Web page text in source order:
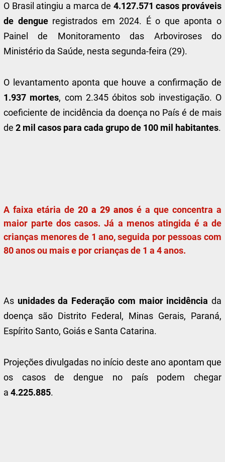
O Brasil atingiu a marca de 4.127.571 casos prováveis
de dengueregistrados em 2024. É o que aponta o
Painel de Monitoramento das Arboviroses do
Ministério da Saúde, nesta segunda-feira (29).
O levantamento aponta que houve a confirmação de
1.937 mortes, com 2.345 óbitos sob investigação. O
coeficiente de incidência da doença no País é de mais
de2 mil casos para cada grupo de 100 mil habitantes.
A faixa etária de20 a 29 anos é a que concentra a
maior parte dos casos. Já a menos atingida é a de
crianças menores de 1 ano, seguida por pessoas com
80 anos ou mais e por crianças de 1 a 4 anos.
As unidades da Federação com maior incidência da
doença são Distrito Federal, Minas Gerais, Paraná,
Espírito Santo, Goiás e Santa Catarina.
Projeções divulgadas no início deste ano apontam que
os casos de dengue no país podem chegar
a4.225.885.